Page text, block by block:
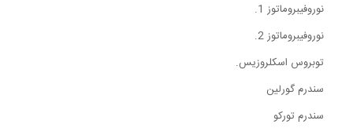
نوروفیبروماتوز 1.
نوروفیبروماتوز 2.
توبروس اسکلروزیس.
سندرم گورلین
سندرم تورکو